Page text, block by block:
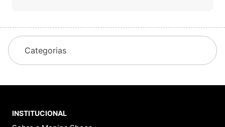
Categorias
INSTITUCIONAL